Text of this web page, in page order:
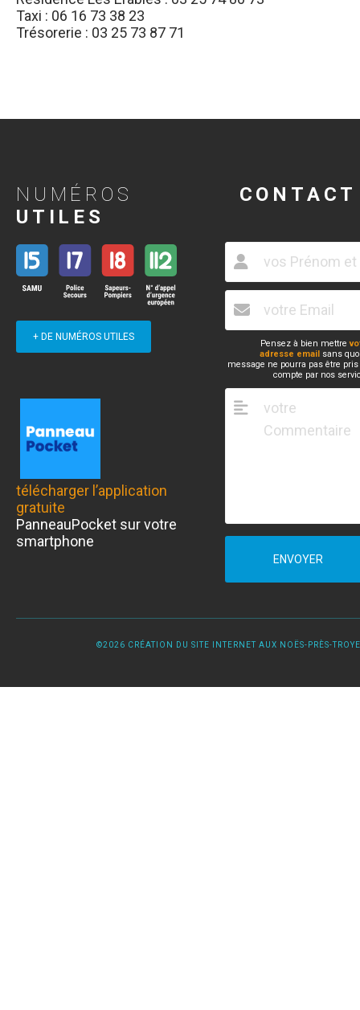
Taxi : 06 16 73 38 23
Trésorerie : 03 25 73 87 71
NUMÉROS
UTILES
+ DE NUMÉROS UTILES
télécharger l’application
gratuite
PanneauPocket sur votre
smartphone
CONTACT
Pensez à bien mettre
adresse email sans
message ne pourra pas être
compte par nos
ENVOYER
©2026 CRÉATION DU SITE INTERNET AUX NOËS-PRÈS-